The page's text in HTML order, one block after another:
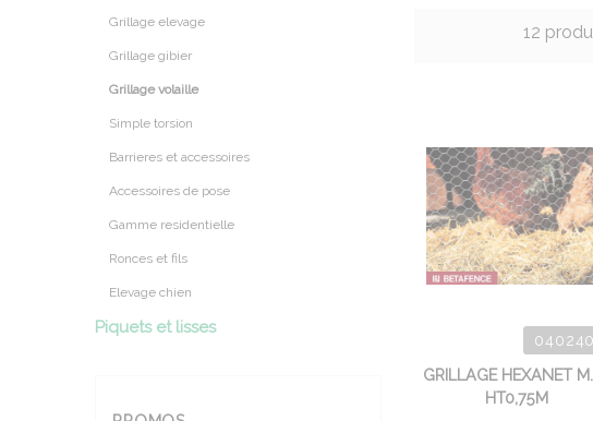
12
GRILLAGE HEXANET
HT0,75M
Grillage elevage
Grillage gibier
Grillage volaille
Simple torsion
Barrieres et accessoires
Accessoires de pose
Gamme residentielle
Ronces et fils
Elevage chien
Piquets et lisses